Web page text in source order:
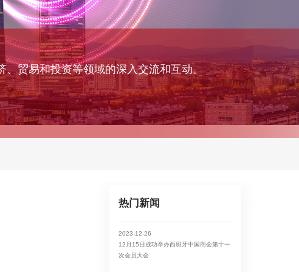
、贸易和投资等领域的深入交流和互动。
热门新闻
2023-12-26
12月15日成功举办西班牙中国商会第十一
次会员大会